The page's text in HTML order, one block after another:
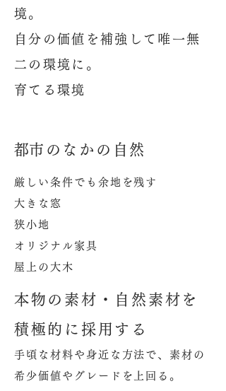
境。
自分の価値を補強して唯一無
二の環境に。
​育てる環境
​都市のなかの自然
厳しい条件でも余地を残す
大きな窓
狭小地
オリジナル家具
屋上の大木
本物の素材・自然素材を
積極的に採用する
手頃な材料や身近な方法で、素材の
希少価値やグレードを上回る。